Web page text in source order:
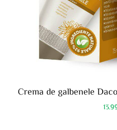
Crema de galbenele